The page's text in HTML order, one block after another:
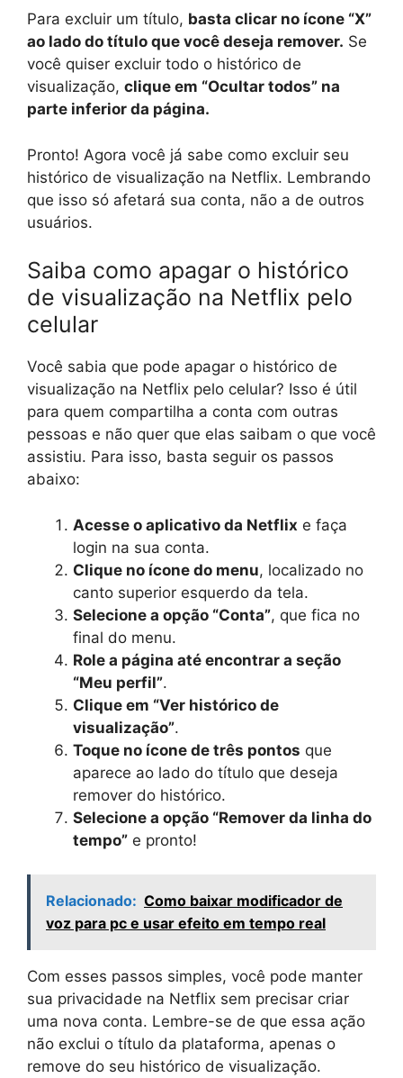
Para excluir um título, basta clicar no ícone “X”
ao lado do título que você deseja remover. Se
você quiser excluir todo o histórico de
visualização, clique em “Ocultar todos” na
parte inferior da página.
Pronto! Agora você já sabe como excluir seu
histórico de visualização na Netflix. Lembrando
que isso só afetará sua conta, não a de outros
usuários.
Saiba como apagar o histórico
de visualização na Netflix pelo
celular
Você sabia que pode apagar o histórico de
visualização na Netflix pelo celular? Isso é útil
para quem compartilha a conta com outras
pessoas e não quer que elas saibam o que você
assistiu. Para isso, basta seguir os passos
abaixo:
Acesse o aplicativo da Netflix e faça
login na sua conta.
Clique no ícone do menu, localizado no
canto superior esquerdo da tela.
Selecione a opção “Conta”, que fica no
final do menu.
Role a página até encontrar a seção
“Meu perfil”.
Clique em “Ver histórico de
visualização”.
Toque no ícone de três pontos que
aparece ao lado do título que deseja
remover do histórico.
Selecione a opção “Remover da linha do
tempo” e pronto!
Relacionado: Como baixar modificador de
voz para pc e usar efeito em tempo real
Com esses passos simples, você pode manter
sua privacidade na Netflix sem precisar criar
uma nova conta. Lembre-se de que essa ação
não exclui o título da plataforma, apenas o
remove do seu histórico de visualização.